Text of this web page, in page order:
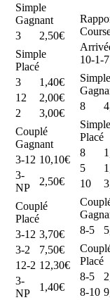
Simple
Gagnant
3
2,50€
Simple
Placé
3
1,40€
12
2,00€
2
3,00€
Couplé
Gagnant
3-12 10,10€
3-
NP
2,50€
Couplé
Placé
3-12 3,70€
3-2
7,50€
12-2 12,30€
3-
NP
1,40€
10-1-
Simple
8
Simple
Placé
8
5
10
8-5
Placé
8-5
8-10